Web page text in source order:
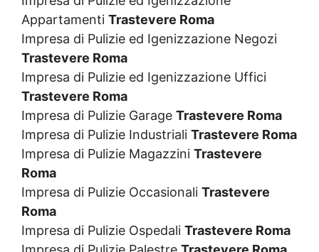
Appartamenti Trastevere Roma
Impresa di Pulizie ed Igenizzazione Negozi
Trastevere Roma
Impresa di Pulizie ed Igenizzazione Uffici
Trastevere Roma
Impresa di Pulizie Garage Trastevere Roma
Impresa di Pulizie Industriali Trastevere Roma
Impresa di Pulizie Magazzini Trastevere
Roma
Impresa di Pulizie Occasionali Trastevere
Roma
Impresa di Pulizie Ospedali Trastevere Roma